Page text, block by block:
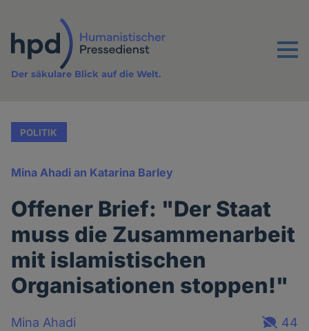
Inhalt
Menu
Der säkulare Blick auf die Welt.
POLITIK
Mina Ahadi an Katarina Barley
Offener Brief: "Der Staat
muss die Zusammenarbeit
mit islamistischen
Organisationen stoppen!"
Mina Ahadi
44